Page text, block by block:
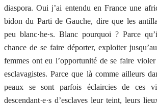
diaspora. Oui j’ai entendu en France une
bidon du Parti de Gauche, dire que les
peu blanc·he·s. Blanc pourquoi ? Parce
chance de se faire déporter, exploiter
femmes ont eu l’opportunité de se faire
esclavagistes. Parce que là comme ailleurs
peaux se sont parfois éclaircies de ces
descendant·e·s d’esclaves leur teint, leurs